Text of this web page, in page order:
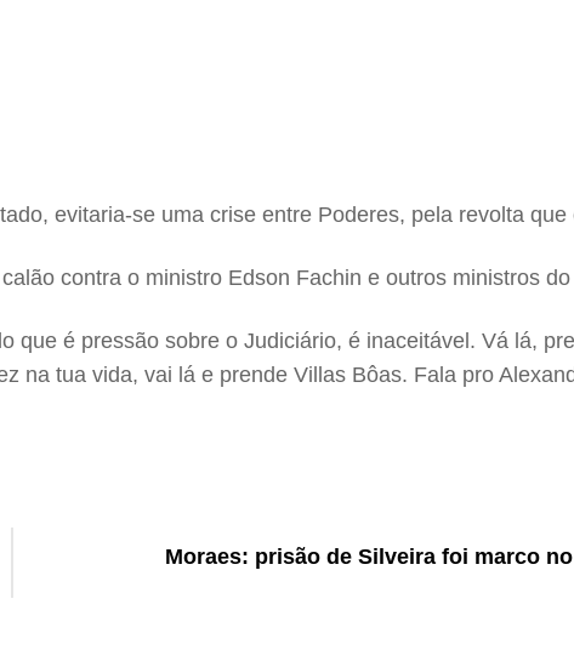
evitaria-se uma crise entre Poderes, pela revolta
contra o ministro Edson Fachin e outros ministros
que é pressão sobre o Judiciário, é inaceitável. Vá lá,
na tua vida, vai lá e prende Villas Bôas. Fala pro
Moraes: prisão de Silveira foi marco